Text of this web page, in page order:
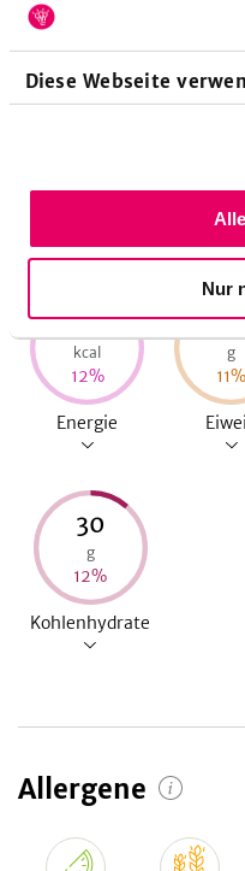
Diese Webseite
Nur
Zubereitungsdauer
10 Minuten
10 Minuten Koch-/
Nährwerte pro
252
kcal
12%
Energie
g
11%
30
g
12%
Kohlenhydrate
Allergene